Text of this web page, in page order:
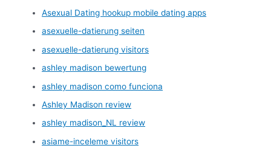
Asexual Dating hookup mobile dating apps
asexuelle-datierung seiten
asexuelle-datierung visitors
ashley madison bewertung
ashley madison como funciona
Ashley Madison review
ashley madison_NL review
asiame-inceleme visitors